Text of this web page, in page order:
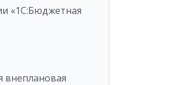
«1C:Бюджетная